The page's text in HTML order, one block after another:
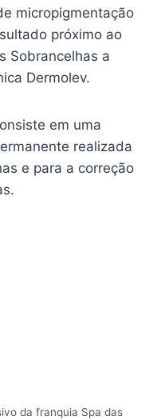
micropigmentação
próximo ao
Sobrancelhas a
Dermolev.
em uma
realizada
e para a correção
da franquia Spa das